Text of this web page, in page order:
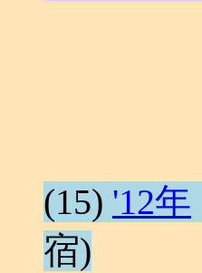
(15) '12年
宿)